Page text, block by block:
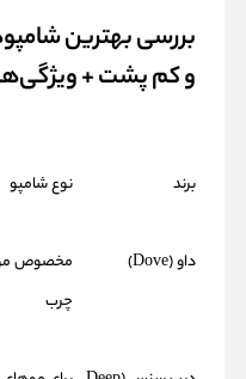
بررسی بهترین
و کم پشت +
برند نوع شامپو
داو (Dove)
مخصوص
چرب